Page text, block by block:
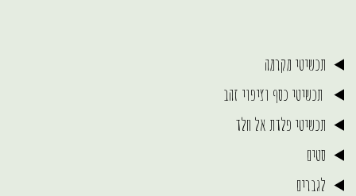
תכשיטי מקרמה
תכשיטי כסף וציפוי זהב
תכשיטי פלדת אל חלד
סטים
לגברים